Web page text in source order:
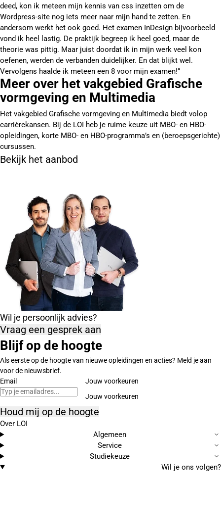
deed, kon ik meteen mijn kennis van css inzetten om de
Wordpress-site nog iets meer naar mijn hand te zetten. En
andersom werkt het ook goed. Het examen InDesign bijvoorbeeld
vond ik heel lastig. De praktijk begreep ik heel goed, maar de
theorie was pittig. Maar juist doordat ik in mijn werk veel kon
oefenen, werden de verbanden duidelijker. En dat blijkt wel.
Vervolgens haalde ik meteen een 8 voor mijn examen!”
Meer over het vakgebied Grafische
vormgeving en Multimedia
Het vakgebied Grafische vormgeving en Multimedia biedt volop
carrièrekansen. Bij de LOI heb je ruime keuze uit MBO- en HBO-
opleidingen, korte MBO- en HBO-programma’s en (beroepsgerichte)
cursussen.
Bekijk het aanbod
Wil je persoonlijk advies?
Vraag een gesprek aan
Blijf op de hoogte
Als eerste op de hoogte van nieuwe opleidingen en acties? Meld je aan
voor de nieuwsbrief.
Email
Jouw voorkeuren
Houd mij op de hoogte
Over LOI
Algemeen
Service
Studiekeuze
Wil je ons volgen?